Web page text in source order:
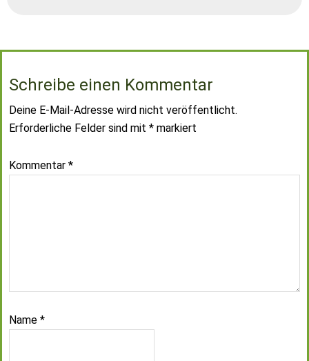
Schreibe einen Kommentar
Deine E-Mail-Adresse wird nicht veröffentlicht.
Erforderliche Felder sind mit * markiert
Kommentar *
Name *